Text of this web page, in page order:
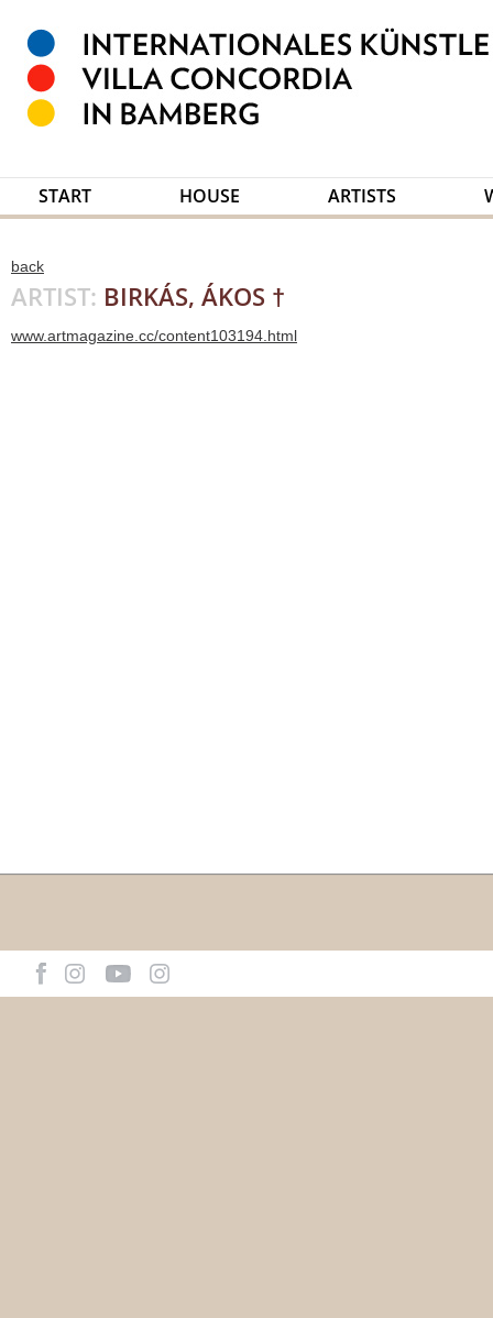
START HOUSE ARTISTS
back
ARTIST: BIRKÁS, ÁKOS †
www.artmagazine.cc/content103194.html